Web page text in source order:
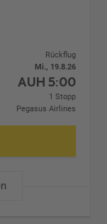
Rückflug
Mi., 19.8.26
AUH 5:00
1 Stopp
Pegasus Airlines